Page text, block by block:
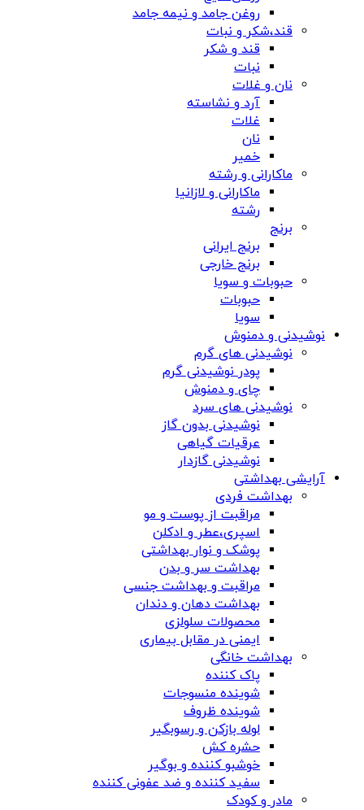
روغن جامد و نیمه جامد
قند،شکر و نبات
قند و شکر
نبات
نان و غلات
آرد و نشاسته
غلات
نان
خمیر
ماکارانی و رشته
ماکارانی و لازانیا
رشته
برنج
برنج ایرانی
برنج خارجی
حبوبات و سویا
حبوبات
سویا
نوشیدنی و دمنوش
نوشیدنی های گرم
پودر نوشیدنی گرم
چای و دمنوش
نوشیدنی های سرد
نوشیدنی بدون گاز
عرقیات گیاهی
نوشیدنی گازدار
آرایشی بهداشتی
بهداشت فردی
مراقبت از پوست و مو
اسپری،عطر و ادکلن
پوشک و نوار بهداشتی
بهداشت سر و بدن
مراقبت و بهداشت جنسی
بهداشت دهان و دندان
محصولات سلولزی
ایمنی در مقابل بیماری
بهداشت خانگی
پاک کننده
شوینده منسوجات
شوینده ظروف
لوله بازکن و رسوبگیر
حشره کش
خوشبو کننده و بوگیر
سفید کننده و ضد عفونی کننده
مادر و کودک